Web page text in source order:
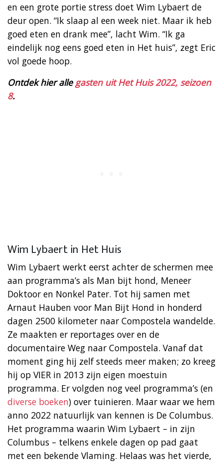
en een grote portie stress doet Wim Lybaert de
deur open. “Ik slaap al een week niet. Maar ik heb
goed eten en drank mee”, lacht Wim. “Ik ga
eindelijk nog eens goed eten in Het huis”, zegt Eric
vol goede hoop.
Ontdek hier alle gasten uit Het Huis 2022, seizoen
8.
Wim Lybaert in Het Huis
Wim Lybaert werkt eerst achter de schermen mee
aan programma’s als Man bijt hond, Meneer
Doktoor en Nonkel Pater. Tot hij samen met
Arnaut Hauben voor Man Bijt Hond in honderd
dagen 2500 kilometer naar Compostela wandelde.
Ze maakten er reportages over en de
documentaire Weg naar Compostela. Vanaf dat
moment ging hij zelf steeds meer maken; zo kreeg
hij op VIER in 2013 zijn eigen moestuin
programma. Er volgden nog veel programma’s (en
diverse boeken) over tuinieren. Maar waar we hem
anno 2022 natuurlijk van kennen is De Columbus.
Het programma waarin Wim Lybaert – in zijn
Columbus – telkens enkele dagen op pad gaat
met een bekende Vlaming. Helaas was het vierde,